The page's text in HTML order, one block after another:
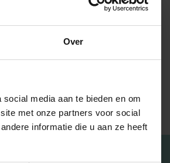
Over
media aan te bieden en om
met onze partners voor social
informatie die u aan ze heeft